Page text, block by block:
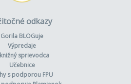
odkazy
Gorila BLOGuje
Výpredaje
sprievodca
Učebnice
s podporou FPU